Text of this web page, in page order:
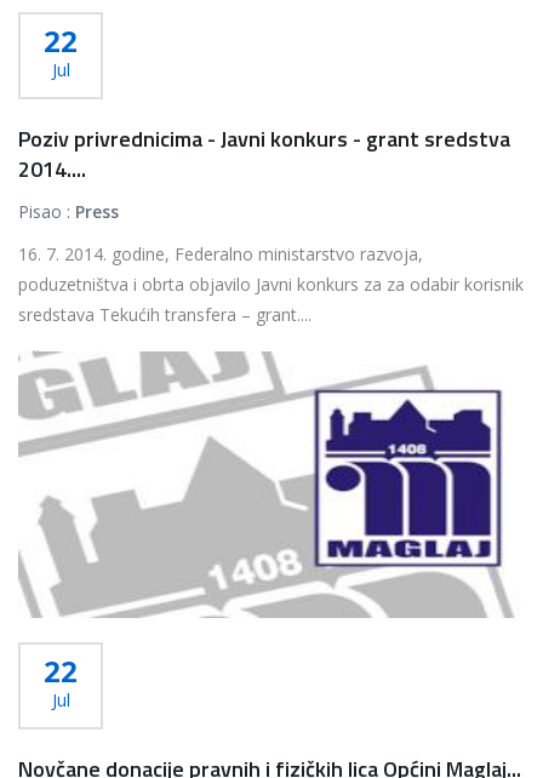
22
Jul
Poziv privrednicima - Javni konkurs - grant sredstva
2014....
Pisao : Press
16. 7. 2014. godine, Federalno ministarstvo razvoja,
poduzetništva i obrta objavilo Javni konkurs za za odabir korisnik
sredstava Tekućih transfera – grant....
Više...
22
Jul
Novčane donacije pravnih i fizičkih lica Općini Maglaj...